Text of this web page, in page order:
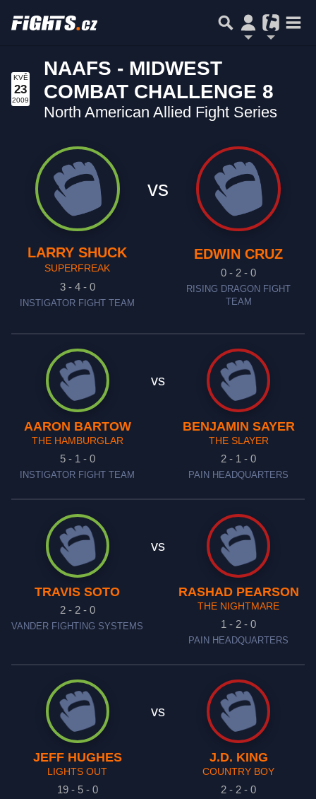
KVĚ
23
2009
NAAFS - MIDWEST
COMBAT CHALLENGE 8
North American Allied Fight Series
LARRY SHUCK
SUPERFREAK
3 - 4 - 0
INSTIGATOR FIGHT TEAM
vs
EDWIN CRUZ
0 - 2 - 0
RISING DRAGON FIGHT
TEAM
AARON BARTOW
THE HAMBURGLAR
5 - 1 - 0
INSTIGATOR FIGHT TEAM
vs
BENJAMIN SAYER
THE SLAYER
2 - 1 - 0
PAIN HEADQUARTERS
TRAVIS SOTO
2 - 2 - 0
VANDER FIGHTING SYSTEMS
vs
RASHAD PEARSON
THE NIGHTMARE
1 - 2 - 0
PAIN HEADQUARTERS
JEFF HUGHES
LIGHTS OUT
19 - 5 - 0
vs
J.D. KING
COUNTRY BOY
2 - 2 - 0